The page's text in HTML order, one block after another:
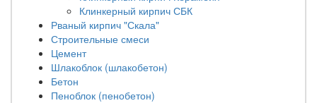
Клинкерный кирпич СБК
Рваный кирпич "Скала"
Строительные смеси
Цемент
Шлакоблок (шлакобетон)
Бетон
Пеноблок (пенобетон)